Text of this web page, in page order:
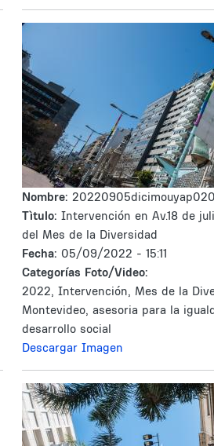
Nombre:
Tìtulo: Intervención en Av.18 de
del Mes de la Diversidad
Fecha: 05/09/2022 - 15:11
Categorías Foto/Video:
2022, Intervención, Mes de la
Montevideo, asesoria para la
desarrollo social
Descargar Imagen